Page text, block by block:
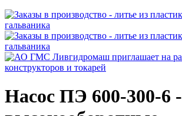
Насос ПЭ 600-300-6 -